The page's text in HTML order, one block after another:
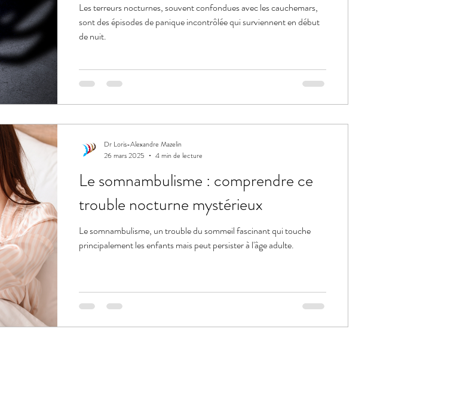
Les terreurs nocturnes, souvent confondues avec les cauchemars,
sont des épisodes de panique incontrôlée qui surviennent en début
de nuit.
Le somnambulisme : comprendre ce
trouble nocturne mystérieux
Le somnambulisme, un trouble du sommeil fascinant qui touche
principalement les enfants mais peut persister à l'âge adulte.
Dr Loris-Alexandre Mazelin
26 mars 2025
4 min de lecture